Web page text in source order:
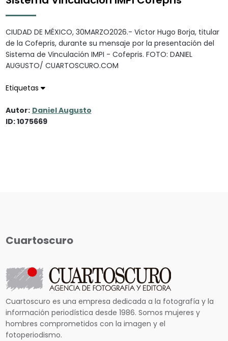
CIUDAD DE MÉXICO, 30MARZO2026.- Victor Hugo Borja, titular
de la Cofepris, durante su mensaje por la presentación del
Sistema de Vinculación IMPI - Cofepris. FOTO: DANIEL
AUGUSTO/ CUARTOSCURO.COM
Etiquetas
Autor: Daniel Augusto
ID: 1075669
Cuartoscuro
Cuartoscuro es una empresa dedicada a la fotografía y la
información periodística desde 1986. Somos mujeres y
hombres comprometidos con la imagen y el
fotoperiodismo.